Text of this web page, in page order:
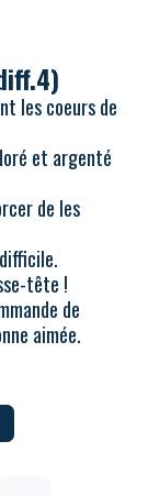
les coeurs de
et argenté
de les
tête !
de
aimée.